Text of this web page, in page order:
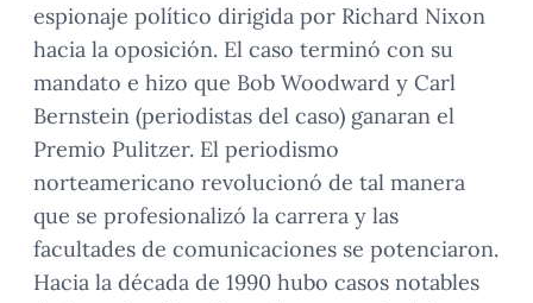
espionaje político dirigida por Richard Nixon
hacia la oposición. El caso terminó con su
mandato e hizo que Bob Woodward y Carl
Bernstein (periodistas del caso) ganaran el
Premio Pulitzer. El periodismo
norteamericano revolucionó de tal manera
que se profesionalizó la carrera y las
facultades de comunicaciones se potenciaron.
Hacia la década de 1990 hubo casos notables